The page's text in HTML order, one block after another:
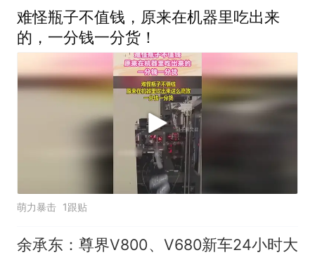
难怪瓶子不值钱，原来在机器里吃出来
的，一分钱一分货！
萌力暴击 1跟贴
余承东：尊界V800、V680新车24小时大